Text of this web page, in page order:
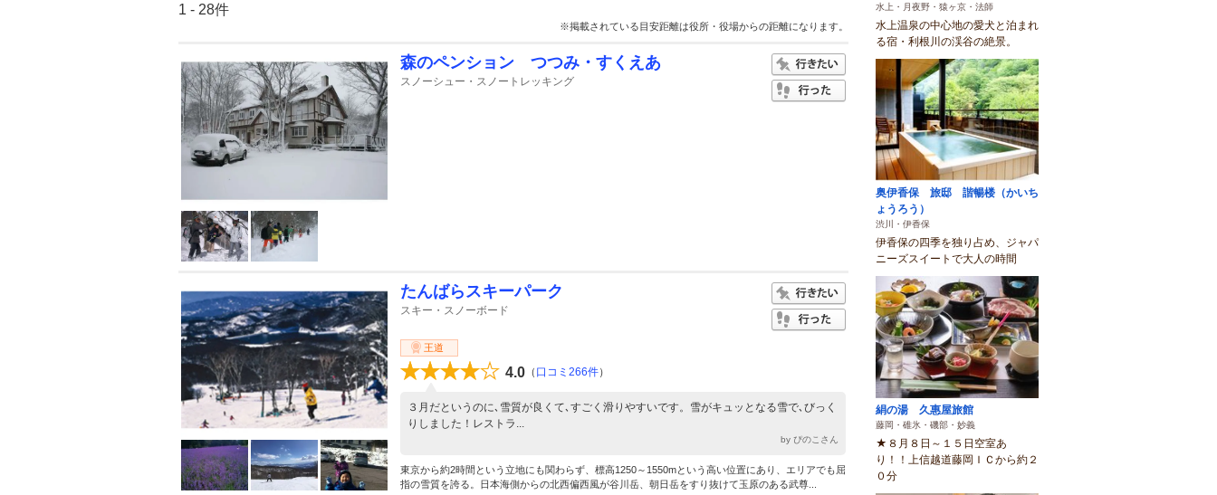
1 - 28件
※掲載されている目安距離は役所・役場からの距離になります。
森のペンション つつみ・すくえあ
スノーシュー・スノートレッキング
たんばらスキーパーク
スキー・スノーボード
王道
4.0 （ 口コミ266件）
３月だというのに､雪質が良くて､すごく滑りやすいです。雪がキュッとなる雪で､びっく
りしました！レストラ...
by ぴのこさん
東京から約2時間という立地にも関わらず、標高1250～1550mという高い位置にあり、エリアでも屈
指の雪質を誇る。日本海側からの北西偏西風が谷川岳、朝日岳をすり抜けて玉原のある武尊...
水上・月夜野・猿ヶ京・法師
水上温泉の中心地の愛犬と泊まれ
る宿・利根川の渓谷の絶景。
奥伊香保 旅邸 諧暢楼（かいち
ょうろう）
渋川・伊香保
伊香保の四季を独り占め、ジャパ
ニーズスイートで大人の時間
絹の湯 久惠屋旅館
藤岡・碓氷・磯部・妙義
★８月８日～１５日空室あ
り！！上信越道藤岡ＩＣから約２
０分